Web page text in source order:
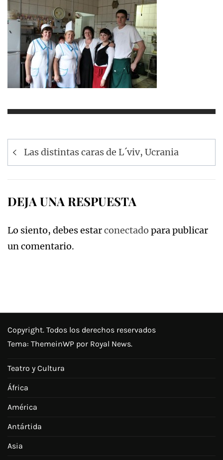
Navegación
de
Las distintas caras de L´viv, Ucrania
DEJA UNA RESPUESTA
Lo siento, debes estarconectado para publicar
un comentario.
Copyright. Todos los derechos reservados
Tema: ThemeinWP por Royal News.
Teatro y Cultura
África
América
Antártida
Asia